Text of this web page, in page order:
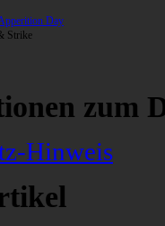
Strike
zum
Hinweis